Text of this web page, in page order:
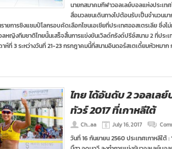
นายกสมาคมกีฬาวอลเลย์บอลแห่งประเท
สื่อมวลชนเดินทางไปต้อนรับเป็นจำนวนม
ยการชิงแชมป์โลกรอบคัดเลือกโซนเอเชียที่ประเทศออสเตรเลีย ซึ่งไ
หญิงทีมชาติไทยนั้นเสร็จสิ้นการแข่งขันเวิลด์กรังด์ปรีซ์สนาม 2 ที่ปร
ห์ที่ 3 ระหว่างวันที่ 21-23 กรกฎาคมนี้ที่สนามอินดอร์สเตเดี้ยมหัวหมาก
ไทย ได้อันดับ 2 วอลเล
ทัวร์ 2017 ที่เกาหลีใต้
Ch...aa July 16, 2017
วันที่ 16 กันยายน 2560 ประเทศเกาหลีใต้